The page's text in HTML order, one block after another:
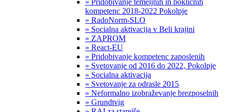
kompetenc 2018-2022 Pokolpje
» RadoNorm-SLO
» Socialna aktivacija v Beli krajini
» ZAPROM
» React-EU
» Pridobivanje kompetenc zaposlenih
» Svetovanje od 2016 do 2022, Pokolpje
» Socialna aktivacija
» Svetovanje za odrasle 2015
» Neformalno izobraževanje brezposelnih
» Grundtvig